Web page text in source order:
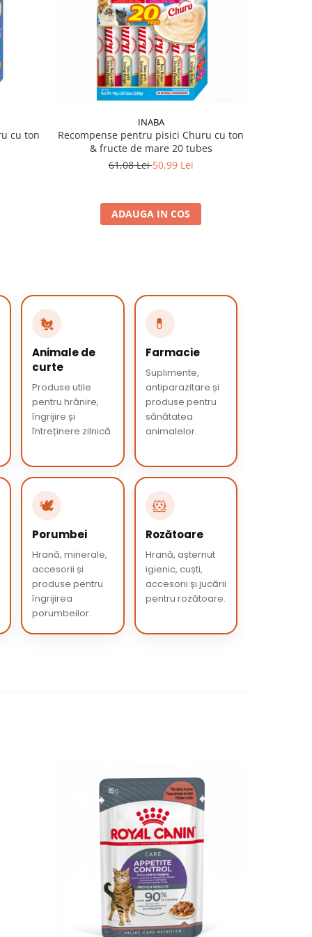
cu ton
INABA
Recompense pentru pisici Churu cu ton
& fructe de mare 20 tubes
61,08 Lei50,99 Lei
ADAUGA IN COS
🐔
Animale de
curte
Produse utile
pentru hrănire,
îngrijire și
întreținere zilnică.
💊
Farmacie
Suplimente,
antiparazitare și
produse pentru
sănătatea
animalelor.
🕊️
Porumbei
Hrană, minerale,
accesorii și
produse pentru
îngrijirea
porumbeilor.
🐹
Rozătoare
Hrană, așternut
igienic, cuști,
accesorii și jucării
pentru rozătoare.